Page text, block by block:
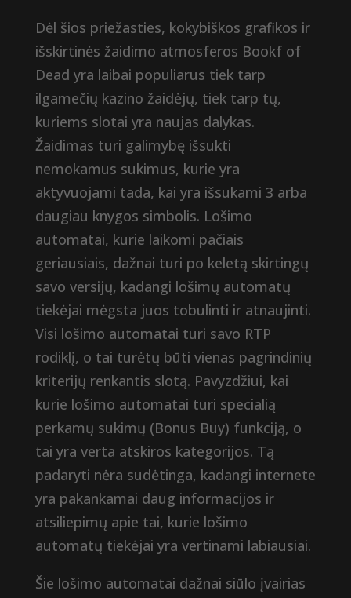
Dėl šios priežasties, kokybiškos grafikos ir
išskirtinės žaidimo atmosferos Bookf of
Dead yra laibai populiarus tiek tarp
ilgamečių kazino žaidėjų, tiek tarp tų,
kuriems slotai yra naujas dalykas.
Žaidimas turi galimybę išsukti
nemokamus sukimus, kurie yra
aktyvuojami tada, kai yra išsukami 3 arba
daugiau knygos simbolis. Lošimo
automatai, kurie laikomi pačiais
geriausiais, dažnai turi po keletą skirtingų
savo versijų, kadangi lošimų automatų
tiekėjai mėgsta juos tobulinti ir atnaujinti.
Visi lošimo automatai turi savo RTP
rodiklį, o tai turėtų būti vienas pagrindinių
kriterijų renkantis slotą. Pavyzdžiui, kai
kurie lošimo automatai turi specialią
perkamų sukimų (Bonus Buy) funkciją, o
tai yra verta atskiros kategorijos. Tą
padaryti nėra sudėtinga, kadangi internete
yra pakankamai daug informacijos ir
atsiliepimų apie tai, kurie lošimo
automatų tiekėjai yra vertinami labiausiai.
Šie lošimo automatai dažnai siūlo įvairias